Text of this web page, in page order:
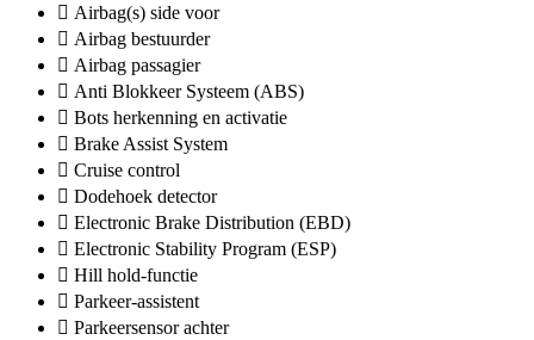
Airbag(s) side voor
Airbag bestuurder
Airbag passagier
Anti Blokkeer Systeem (ABS)
Bots herkenning en activatie
Brake Assist System
Cruise control
Dodehoek detector
Electronic Brake Distribution (EBD)
Electronic Stability Program (ESP)
Hill hold-functie
Parkeer-assistent
Parkeersensor achter